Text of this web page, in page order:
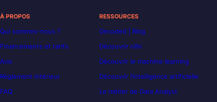
À PROPOS
Qui sommes-nous ?
Financements et tarifs
Avis
Règlement intérieur
FAQ
RESSOURCES
Decoded | Blog
Découvrir n8n
Découvrir le machine learning
Découvrir l’intelligence artificielle
Le métier de Data Analyst